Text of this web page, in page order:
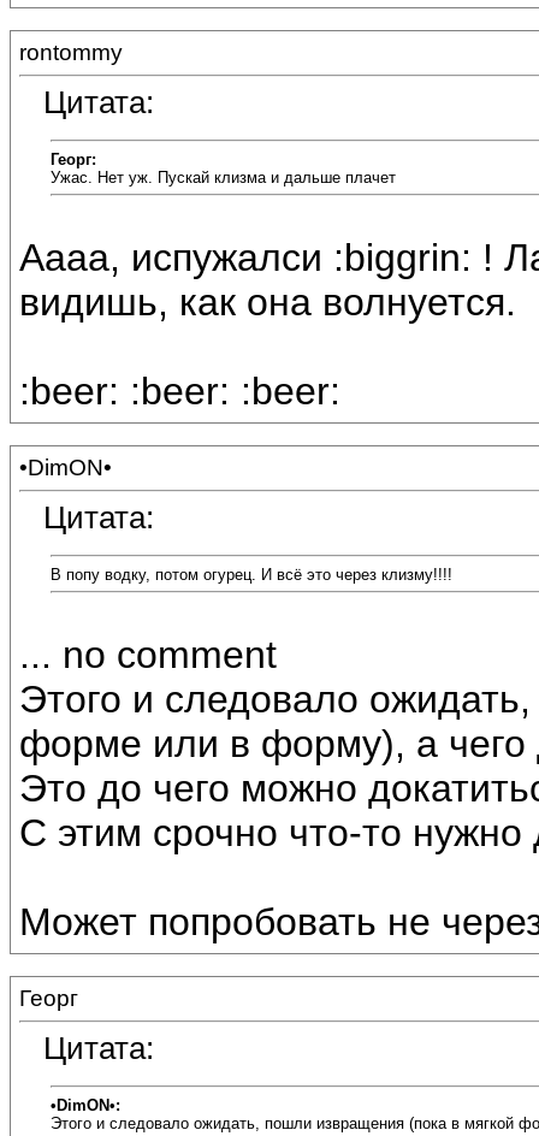
rontommy
Цитата:
Георг:
Ужас. Нет уж. Пускай клизма и дальше плачет
Аааа, испужалси :biggrin: !
видишь, как она волнуется.
:beer: :beer: :beer:
•DimON•
Цитата:
В попу водку, потом огурец. И всё это через клизму!!!!
... no comment
Этого и следовало
форме или в форму), а
Это до чего можно
С этим срочно что-то нужно
Может попробовать не
Георг
Цитата:
•DimON•:
Этого и следовало ожидать, пошли извращения (пока в мягкой